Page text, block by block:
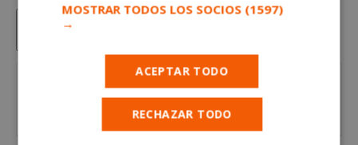
Para solicitar este trabajoenvía un correo
electrónico con tus detalles a
paloma@mueblesmetrocuadrado.com
MOSTRAR TODOS LOS SOCIOS (1597)
→
ACEPTAR TODO
RECHAZAR TODO